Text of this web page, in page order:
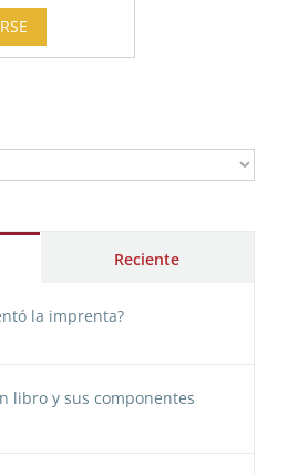
Reciente
la imprenta?
libro y sus componentes